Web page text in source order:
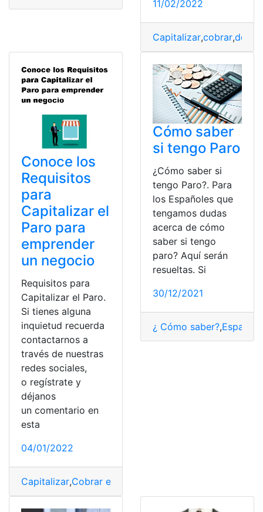
11/02/2022
Capitalizar,cobrar,
Conoce los
Requisitos
para
Capitalizar el
Paro para
emprender
un negocio
Requisitos para
Capitalizar el Paro.
Si tienes alguna
inquietud recuerda
contactarnos a
través de nuestras
redes sociales,
o regístrate y
déjanos
un comentario en
esta
04/01/2022
Capitalizar,Cobrar el Paro
Cómo saber
si tengo Paro
¿Cómo saber si
tengo Paro?. Para
los Españoles que
tengamos dudas
acerca de cómo
saber si tengo
paro? Aquí serán
resueltas. Si
30/12/2021
¿ Cómo saber?,España